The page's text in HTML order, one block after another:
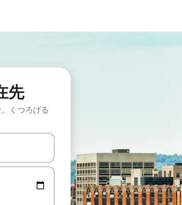
先
くつろげる
ーを使って移動するか、画面をタッチまたはスワイプ